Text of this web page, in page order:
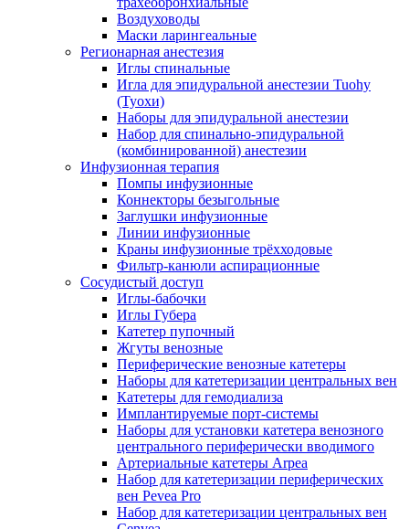
Воздуховоды
Маски ларингеальные
Регионарная анестезия
Иглы спинальные
Игла для эпидуральной анестезии Tuohy
(Туохи)
Наборы для эпидуральной анестезии
Набор для спинально-эпидуральной
(комбинированной) анестезии
Инфузионная терапия
Помпы инфузионные
Коннекторы безыгольные
Заглушки инфузионные
Линии инфузионные
Краны инфузионные трёхходовые
Фильтр-канюли аспирационные
Сосудистый доступ
Иглы-бабочки
Иглы Губера
Катетер пупочный
Жгуты венозные
Периферические венозные катетеры
Наборы для катетеризации центральных вен
Катетеры для гемодиализа
Имплантируемые порт‑системы
Наборы для установки катетера венозного
центрального периферически вводимого
Артериальные катетеры Arpea
Набор для катетеризации периферических
вен Pevea Pro
Набор для катетеризации центральных вен